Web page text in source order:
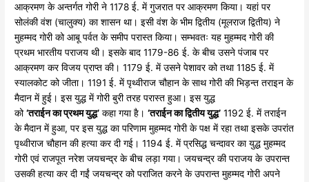
आक्रमण के अन्तर्गत गोरी ने 1178 ई. में गुजरात पर आक्रमण किया। यहां पर
सोलंकी वंश (चालुक्य) का शासन था। इसी वंश के भीम द्वितीय (मूलराज द्वितीय) ने
मुहम्मद गोरी को आबू पर्वत के समीप परास्त किया। सम्भवतः यह मुहम्मद गोरी की
प्रथम भारतीय पराजय थी। इसके बाद 1179-86 ई. के बीच उसने पंजाब पर
आक्रमण कर विजय प्राप्त की। 1179 ई. में उसने पेशावर को तथा 1185 ई. में
स्यालकोट को जीता। 1191 ई. में पृथ्वीराज चौहान के साथ गोरी की भिड़न्त तराइन के
मैदान में हुई। इस युद्ध में गोरी बुरी तरह परास्त हुआ। इस युद्ध
को‘तराईनकाप्रथमयुद्ध’ कहा गया है।‘तराईनकाद्वितीययुद्ध’ 1192 ई. में तराईन
के मैदान में हुआ, पर इस युद्ध का परिणाम मुहम्मद गोरी के पक्ष में रहा तथा इसके उपरांत
पृथ्वीराज चौहान की हत्या कर दी गई। 1194 ई. में प्रसिद्ध चन्दावर का युद्ध मुहम्मद
गोरी एवं राजपूत नरेश जयचन्द्र के बीच लड़ा गया। जयचन्द्र की पराजय के उपरान्त
उसकी हत्या कर दी गईं जयचन्द्र को पराजित करने के उपरान्त मुहम्मद गोरी अपने